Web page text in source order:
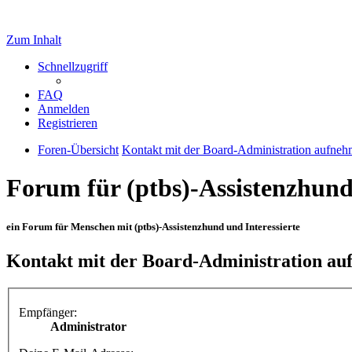
Zum Inhalt
Schnellzugriff
FAQ
Anmelden
Registrieren
Foren-Übersicht Kontakt mit der Board-Administration
Forum für (ptbs)-
ein Forum für Menschen mit (ptbs)-Assistenzhund und Interessierte
Kontakt mit der Board-Administration
Empfänger:
Administrator